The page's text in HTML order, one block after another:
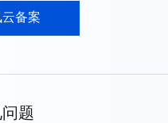
备案
题